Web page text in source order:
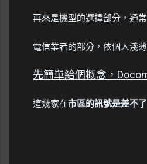
再來是機型的選擇部分，通
電信業者的部分，依個人淺
先簡單給個概念，
這幾家在市區的訊號是差不